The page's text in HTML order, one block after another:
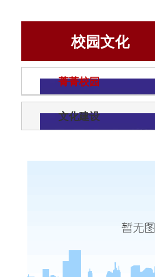
校园文化
菁菁校园
文化建设